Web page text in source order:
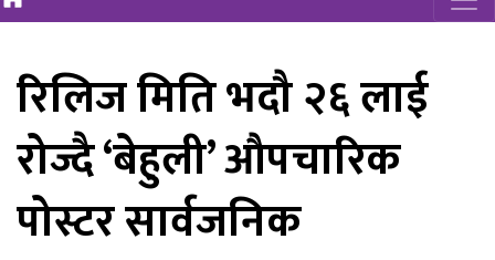
रिलिज मिति भदौ २६ लाई
रोज्दै ‘बेहुली’ औपचारिक
पोस्टर सार्वजनिक